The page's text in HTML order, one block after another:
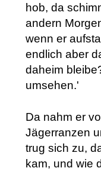
hob, da
andern
wenn er
endlich aber
daheim
umsehen.'
Da nahm er
Jägerranzen
trug sich zu,
kam, und wie